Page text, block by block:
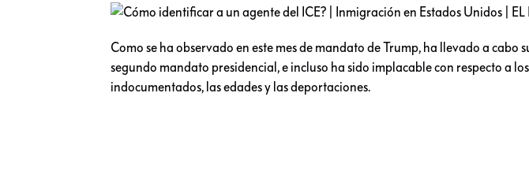
Como se ha observado en este mes de mandato de Trump, ha llevado a cabo
segundo mandato presidencial, e incluso ha sido implacable con respecto a
indocumentados, las edades y las deportaciones.